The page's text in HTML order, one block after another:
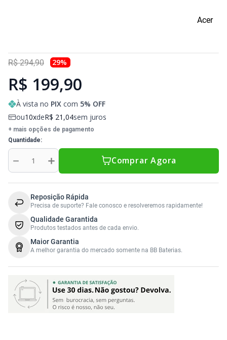
Acer
R$ 294,90 29%
R$ 199,90
À vista no PIX com 5% OFF
ou10 deR$ 21 ,04sem juros
+ mais opções de pagamento
Quantidade
＋
－ Comprar Agora
Reposição Rápida
Precisa de suporte? Fale conosco e resolveremos rapidamente!
Qualidade Garantida
Produtos testados antes de cada envio.
Maior Garantia
A melhor garantia do mercado somente na BB Baterias.